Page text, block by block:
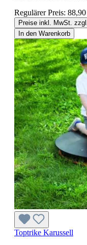
Regulärer Preis:
Preise inkl. MwSt.
In den Warenkorb
Toptrike Karussell